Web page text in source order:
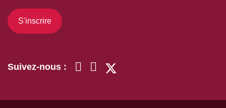
S'inscrire
Suivez-nous :